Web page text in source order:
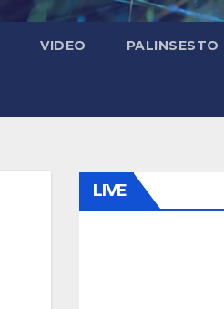
VIDEO PALINSESTO
LIVE